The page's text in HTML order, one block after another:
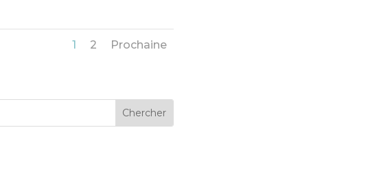
1 2 Prochaine